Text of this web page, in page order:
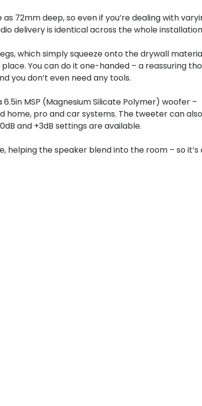
72mm deep, so even if you’re dealing with
delivery is identical across the whole
which simply squeeze onto the drywall
You can do it one-handed – a reassuring
you don’t even need any tools.
MSP (Magnesium Silicate Polymer) woofer –
home, pro and car systems. The tweeter can
and +3dB settings are available.
the speaker blend into the room – so it’s